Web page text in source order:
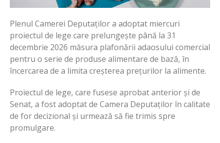
Plenul Camerei Deputaților a adoptat miercuri
proiectul de lege care prelungește până la 31
decembrie 2026 măsura plafonării adaosului comercial
pentru o serie de produse alimentare de bază, în
încercarea de a limita creșterea prețurilor la alimente.
Proiectul de lege, care fusese aprobat anterior și de
Senat, a fost adoptat de Camera Deputaților în calitate
de for decizional și urmează să fie trimis spre
promulgare.